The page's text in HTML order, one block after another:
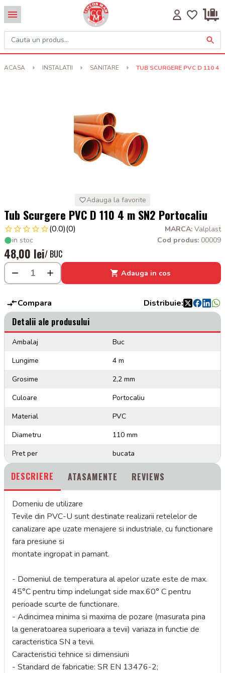
ACASA INSTALATII SANITARE TUB SCURGERE PVC D 110 4
Adauga la favorite
Tub Scurgere PVC D 110 4 m SN2 Portocaliu
(0.0)(0) MARCA: Valplast
in stoc
Cod produs: 00009
48,00 lei/ BUC
Adauga in cos
Compara Distribuie:
Detalii ale produsului
Ambalaj
Buc
Lungime
4 m
Grosime
2,2 mm
Culoare
Portocaliu
Material
PVC
Diametru
110 mm
Pret per
bucata
DESCRIERE ATASAMENTE REVIEWS
Domeniu de utilizare
Tevile din PVC-U sunt destinate realizarii retelelor de
canalizare ape uzate menajere si industriale, cu functionare
fara presiune si
montate ingropat in pamant.
- Domeniul de temperatura al apelor uzate este de max.
45°C pentru timp indelungat side max.60° C pentru
perioade scurte de functionare.
- Adincimea minima si maxima de pozare (masurata pina
la generatoarea superioara a tevii) variaza in functie de
caracteristica SN a tevii.
Caracteristici tehnice si dimensiuni
- Standard de fabricatie: SR EN 13476-2;